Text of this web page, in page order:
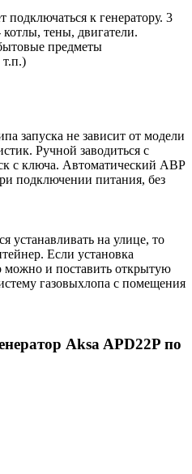
подключаться к генератору. 3
тены, двигатели.
предметы
запуска не зависит от модели
Ручной заводиться с
с ключа. Автоматический АВР
подключении питания, без
устанавливать на улице, то
Если установка
можно и поставить открытую
газовыхлопа с помещения
Aksa APD22P по